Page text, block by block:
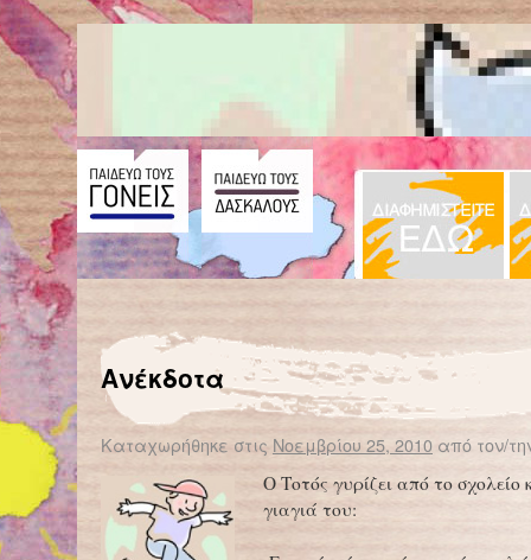
← Επιστροφή στο %s
Ευγένιος Τριβιζάς: Μέσα σε κάθε λέξη… πάλλεται ένα συναίσθημα
Ανέκδοτα
Καταχωρήθηκε στις Νοεμβρίου 25, 2010 από τον/
Ο Τοτός γυρίζει από το σχολείο
γιαγιά του: